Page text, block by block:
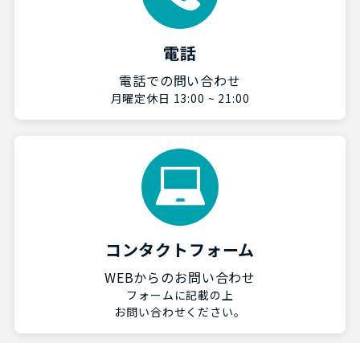
電話
電話での問い合わせ
月曜定休日 13:00 ~ 21:00
コンタクトフォーム
WEBからのお問い合わせ
フォームに記載の上
お問い合わせください。